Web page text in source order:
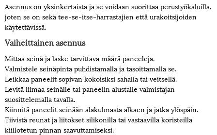
Asennus on yksinkertaista ja se voidaan suorittaa perustyökaluilla,
joten se on sekä tee-se-itse-harrastajien että urakoitsijoiden
käytettävissä.
Vaiheittainen asennus
Mittaa seinä ja laske tarvittava määrä paneeleja.
Valmistele seinäpinta puhdistamalla ja tasoittamalla se.
Leikkaa paneelit sopivan kokoisiksi sahalla tai veitsellä.
Levitä liimaa seinälle tai paneelin alustalle valmistajan
suosittelemalla tavalla.
Kiinnitä paneelit seinään alakulmasta alkaen ja jatka ylöspäin.
Tiivistä reunat ja liitokset silikonilla tai vastaavilla koristeilla
kiillotetun pinnan saavuttamiseksi.